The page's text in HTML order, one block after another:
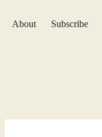
About Subscribe